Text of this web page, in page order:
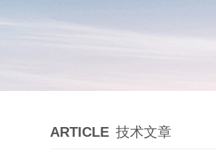
ARTICLE 技术文章